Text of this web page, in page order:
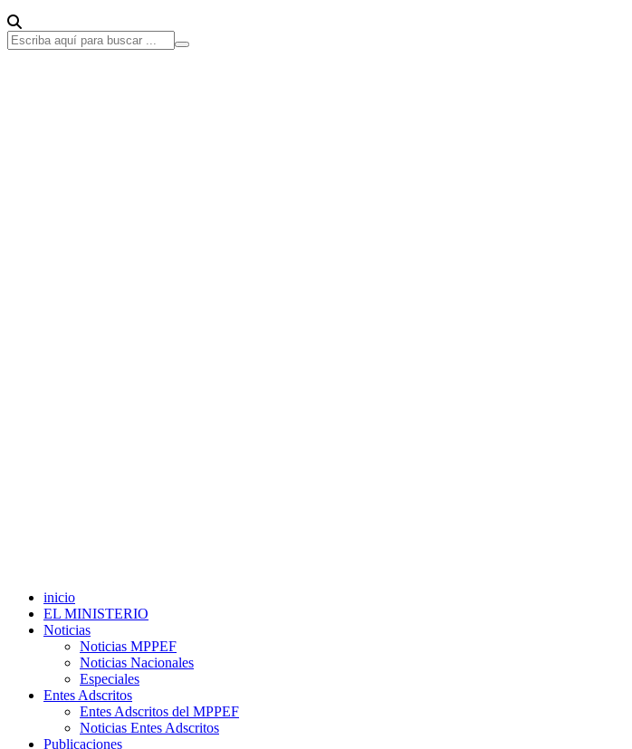
inicio
EL MINISTERIO
Noticias
Noticias MPPEF
Noticias Nacionales
Especiales
Entes Adscritos
Entes Adscritos del MPPEF
Noticias Entes Adscritos
Publicaciones